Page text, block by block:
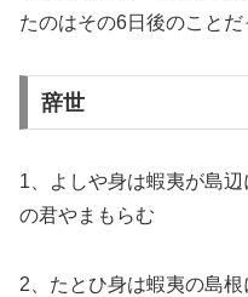
たのはその6日後のことだ
辞世
1、よしや身は蝦夷が島辺
の君やまもらむ
2、たとひ身は蝦夷の島